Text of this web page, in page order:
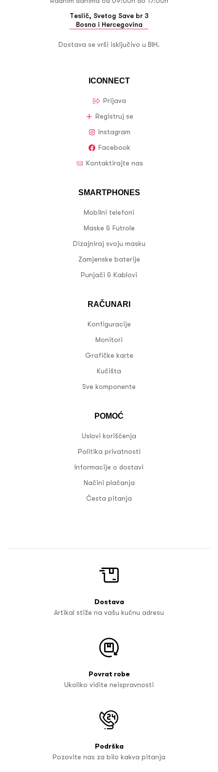
ICONNECT
Prijava
Registruj se
Instagram
Facebook
Kontaktirajte nas
SMARTPHONES
Mobilni telefoni
Maske & Futrole
Dizajniraj svoju masku
Zamjenske baterije
Punjači & Kablovi
RAČUNARI
Konfiguracije
Monitori
Grafičke karte
Kućišta
Sve komponente
POMOĆ
Uslovi korišćenja
Politika privatnosti
Informacije o dostavi
Načini plaćanja
Česta pitanja
Teslić, Svetog Save br 3
Bosna i Hercegovina
Dostava se vrši isključivo u BIH.
Dostava
Artikal stiže na vašu kućnu adresu
Povrat robe
Ukoliko vidite neispravnosti
Podrška
Pozovite nas za bilo kakva pitanja